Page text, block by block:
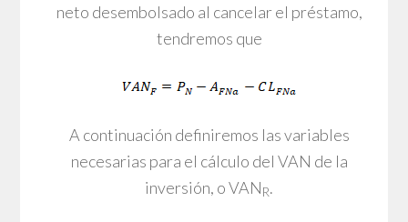
neto desembolsado al cancelar el préstamo,
tendremos que
A continuación definiremos las variables
necesarias para el cálculo del VAN de la
inversión, o VANR.